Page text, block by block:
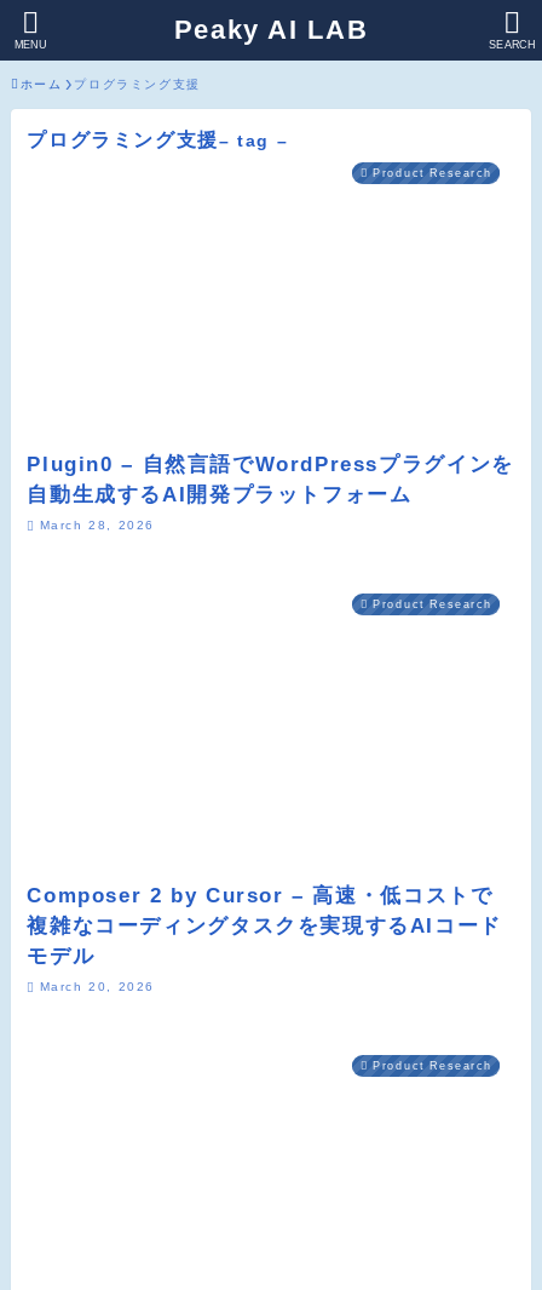
Peaky AI LAB SEARCH
MENU
ホーム プログラミング支援
プログラミング支援– tag –
Product Research
Plugin0 – 自然言語でWordPressプラグインを
自動生成するAI開発プラットフォーム
March 28, 2026
Product Research
Composer 2 by Cursor – 高速・低コストで
複雑なコーディングタスクを実現するAIコード
モデル
March 20, 2026
Product Research